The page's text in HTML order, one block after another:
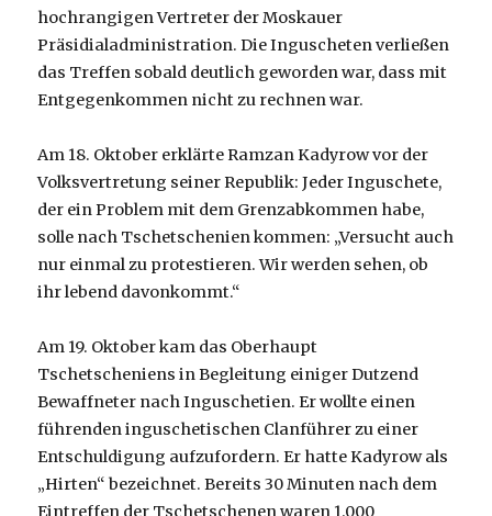
hochrangigen Vertreter der Moskauer
Präsidialadministration. Die Inguscheten verließen
das Treffen sobald deutlich geworden war, dass mit
Entgegenkommen nicht zu rechnen war.
Am 18. Oktober erklärte Ramzan Kadyrow vor der
Volksvertretung seiner Republik: Jeder Inguschete,
der ein Problem mit dem Grenzabkommen habe,
solle nach Tschetschenien kommen: „Versucht auch
nur einmal zu protestieren. Wir werden sehen, ob
ihr lebend davonkommt.“
Am 19. Oktober kam das Oberhaupt
Tschetscheniens in Begleitung einiger Dutzend
Bewaffneter nach Inguschetien. Er wollte einen
führenden inguschetischen Clanführer zu einer
Entschuldigung aufzufordern. Er hatte Kadyrow als
„Hirten“ bezeichnet. Bereits 30 Minuten nach dem
Eintreffen der Tschetschenen waren 1.000